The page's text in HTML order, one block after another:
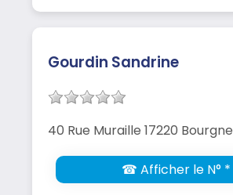
Gourdin Sandrine
40 Rue Muraille 17220
☎ Afficher le N° *